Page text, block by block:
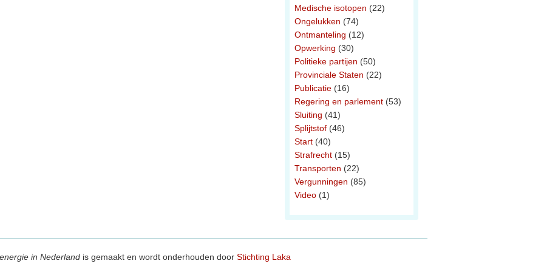
Medische isotopen (22)
Ongelukken (74)
Ontmanteling (12)
Opwerking (30)
Politieke partijen (50)
Provinciale Staten (22)
Publicatie (16)
Regering en parlement (53)
Sluiting (41)
Splijtstof (46)
Start (40)
Strafrecht (15)
Transporten (22)
Vergunningen (85)
Video (1)
in Nederland is gemaakt en wordt onderhouden door Stichting Laka